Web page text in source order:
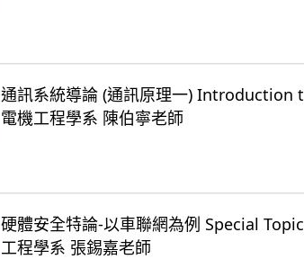
通訊系統導論 (通訊原理一)
電機工程學系 陳伯寧老師
硬體安全特論-以車聯網為例 Special
工程學系 張錫嘉老師